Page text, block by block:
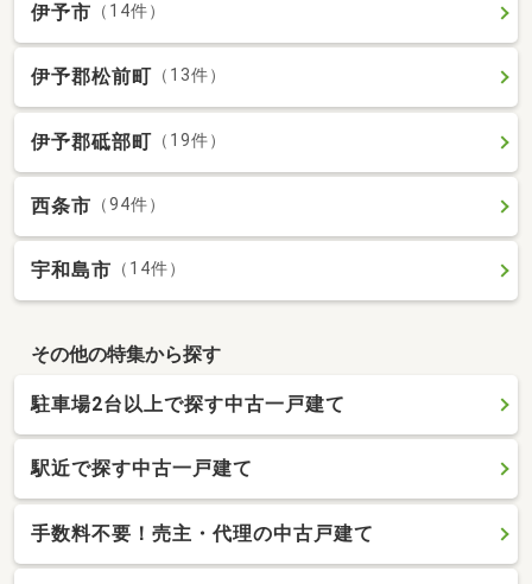
伊予市 （14件）
伊予郡松前町 （13件）
伊予郡砥部町 （19件）
西条市 （94件）
宇和島市 （14件）
その他の特集から探す
駐車場2台以上で探す中古一戸建て
駅近で探す中古一戸建て
手数料不要！売主・代理の中古戸建て